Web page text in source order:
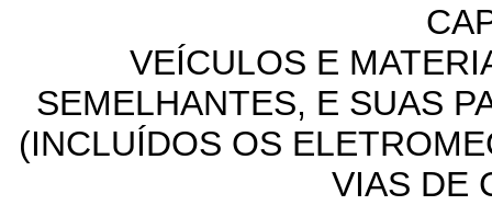
VEÍCULOS E
SEMELHANTES, E SUAS
(INCLUÍDOS OS
VIAS DE